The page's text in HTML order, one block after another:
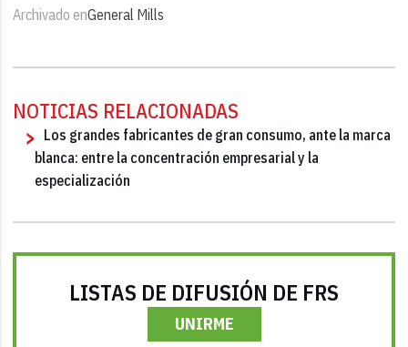
Archivado enGeneral Mills
NOTICIAS RELACIONADAS
Los grandes fabricantes de gran consumo, ante la marca
blanca: entre la concentración empresarial y la
especialización
LISTAS DE DIFUSIÓN DE FRS
UNIRME